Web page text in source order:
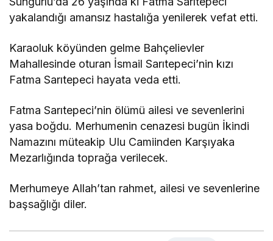
yakalandığı amansız hastalığa yenilerek vefat etti.
Karaoluk köyünden gelme Bahçelievler
Mahallesinde oturan İsmail Sarıtepeci’nin kızı
Fatma Sarıtepeci hayata veda etti.
Fatma Sarıtepeci’nin ölümü ailesi ve sevenlerini
yasa boğdu. Merhumenin cenazesi bugün İkindi
Namazını müteakip Ulu Camiinden Karşıyaka
Mezarlığında toprağa verilecek.
Merhumeye Allah’tan rahmet, ailesi ve sevenlerine
başsağlığı diler.